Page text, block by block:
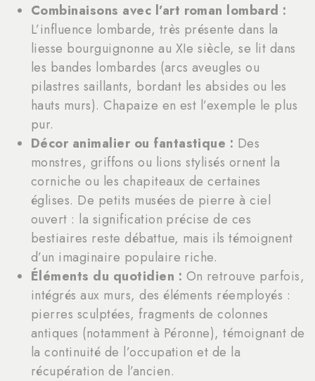
Combinaisons avec l’art roman lombard :
L’influence lombarde, très présente dans la
liesse bourguignonne au XIe siècle, se lit dans
les bandes lombardes (arcs aveugles ou
pilastres saillants, bordant les absides ou les
hauts murs). Chapaize en est l’exemple le plus
pur.
Décor animalier ou fantastique : Des
monstres, griffons ou lions stylisés ornent la
corniche ou les chapiteaux de certaines
églises. De petits musées de pierre à ciel
ouvert : la signification précise de ces
bestiaires reste débattue, mais ils témoignent
d’un imaginaire populaire riche.
Éléments du quotidien : On retrouve parfois,
intégrés aux murs, des éléments réemployés :
pierres sculptées, fragments de colonnes
antiques (notamment à Péronne), témoignant de
la continuité de l’occupation et de la
récupération de l’ancien.